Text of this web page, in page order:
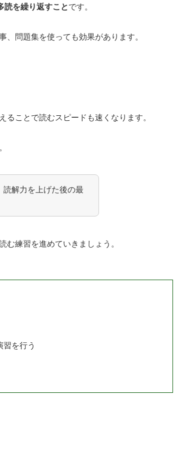
読を繰り返すことです。
問題集を使っても効果があります。
ことで読むスピードも速くなります。
解力を上げた後の最
練習を進めていきましょう。
を行う